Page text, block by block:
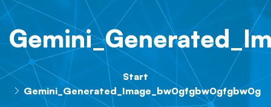
Start
Gemini_Generated_Image_bw0gfgbw0gfgbw0g